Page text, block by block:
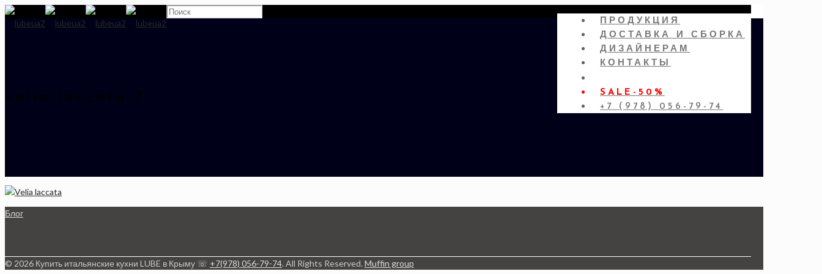
ПРОДУКЦИЯ
ДОСТАВКА И СБОРКА
ДИЗАЙНЕРАМ
КОНТАКТЫ
SALE-50%
+7 (978) 056-79-74
velia-laccata-7
Блог
© 2026 Купить итальянские кухни LUBE в Крыму ☏ +7(978) 056-79-74. All Rights Reserved. Muffin group